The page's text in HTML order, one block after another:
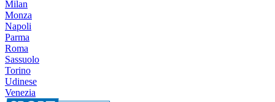
Milan
Monza
Napoli
Parma
Roma
Sassuolo
Torino
Udinese
Venezia